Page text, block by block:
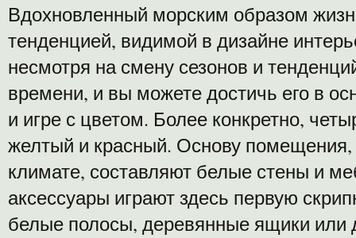
Вдохновленный морским образом
тенденцией, видимой в дизайне
несмотря на смену сезонов и
времени, и вы можете достичь его в
и игре с цветом. Более конкретно,
желтый и красный. Основу помещения,
климате, составляют белые стены и
аксессуары играют здесь первую
белые полосы, деревянные ящики или